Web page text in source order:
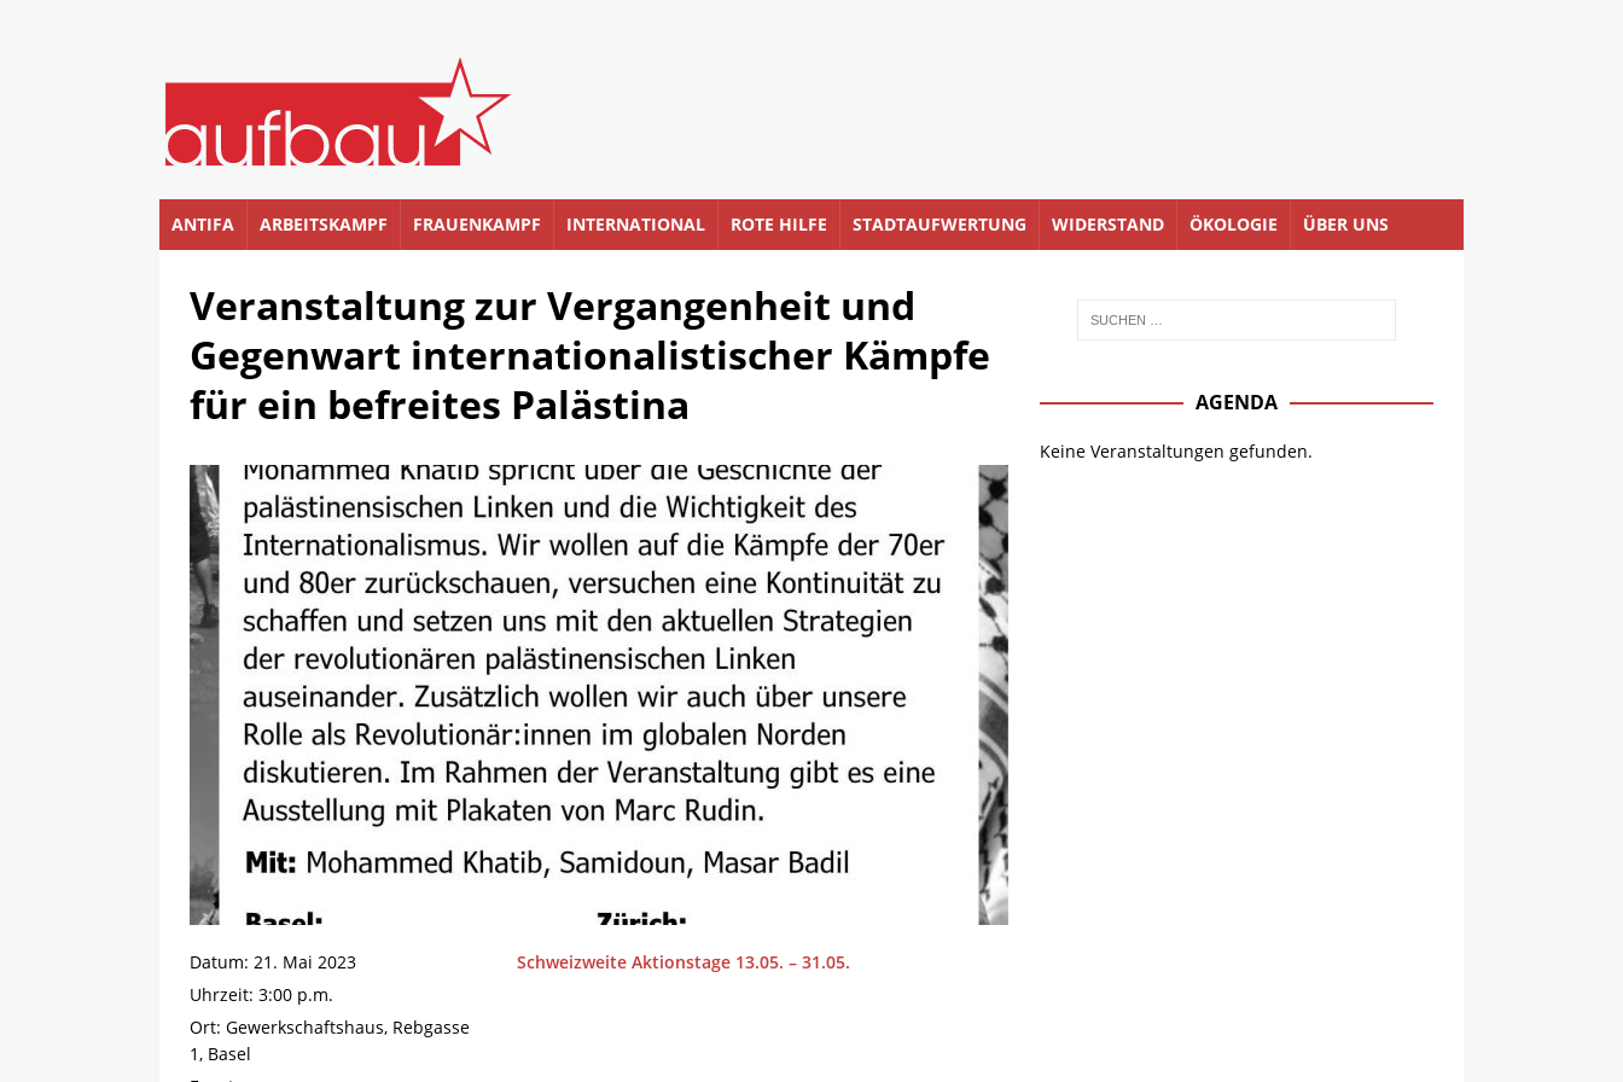
ANTIFA ARBEITSKAMPF FRAUENKAMPF INTERNATIONAL ROTE HILFE STADTAUFWERTUNG WIDERSTAND ÖKOLOGIE ÜBER UNS
Veranstaltung zur Vergangenheit und
Gegenwart internationalistischer Kämpfe
für ein befreites Palästina
Datum: 21. Mai 2023
Uhrzeit: 3:00 p.m.
Ort: Gewerkschaftshaus, Rebgasse
1, Basel
Schweizweite Aktionstage 13.05. – 31.05.
AGENDA
Keine Veranstaltungen gefunden.